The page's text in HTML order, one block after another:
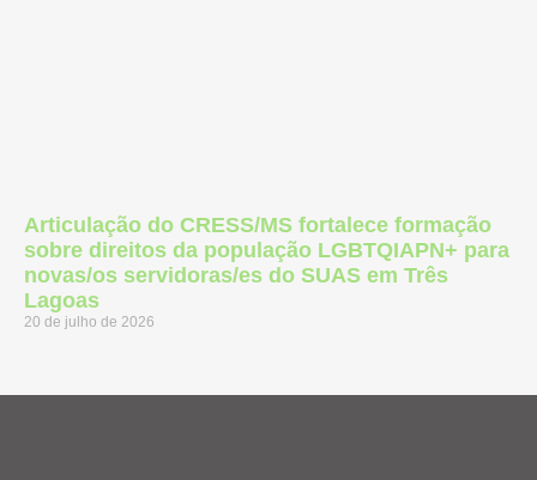
Articulação do CRESS/MS fortalece formação
sobre direitos da população LGBTQIAPN+ para
novas/os servidoras/es do SUAS em Três
Lagoas
20 de julho de 2026